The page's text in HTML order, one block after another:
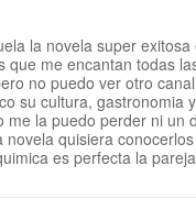
la novela super
que me encantan todas
no puedo ver otro
su cultura, gastronomia
me la puedo perder ni un
novela quisiera
es perfecta la